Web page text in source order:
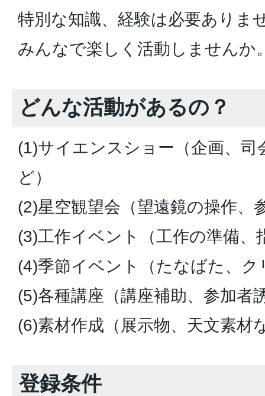
特別な知識、経験は必要ありま
みんなで楽しく活動しませんか
どんな活動があるの？
(1)サイエンスショー（企画、司
ど）
(2)星空観望会（望遠鏡の操作、
(3)工作イベント（工作の準備、
(4)季節イベント（たなばた、
(5)各種講座（講座補助、参加者
(6)素材作成（展示物、天文素材
登録条件